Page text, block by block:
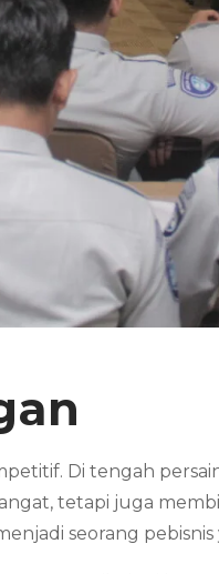
Di tengah
tetapi juga
seorang